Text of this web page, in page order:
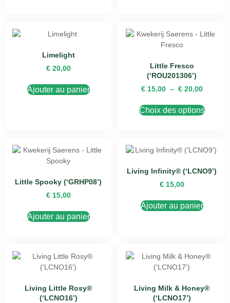
Limelight
€20,00
Ajouter au panier
Little Fresco
(‘ROU201306’)
€15,00 – €20,00
Choix des options
Little Spooky (‘GRHP08’)
€15,00
Ajouter au panier
Living Infinity® (‘LCNO9’)
€15,00
Ajouter au panier
Living Little Rosy®
(‘LCNO16’)
Living Milk & Honey®
(‘LCNO17’)